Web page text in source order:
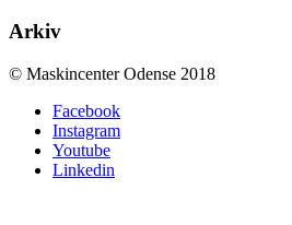
Arkiv
© Maskincenter Odense 2018
Facebook
Instagram
Youtube
Linkedin